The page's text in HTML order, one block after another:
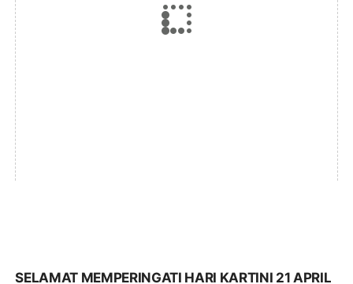
SELAMAT MEMPERINGATI HARI KARTINI 21 APRIL